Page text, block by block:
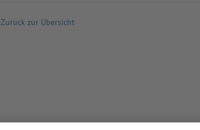
Zurück zur Übersicht